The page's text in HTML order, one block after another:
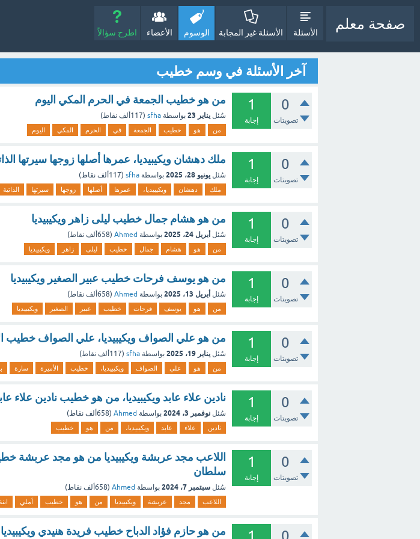
صفحة معلم
الأسئلة الأسئلة غير المجابة الوسوم الأعضاء اطرح سؤالاً
آخر الأسئلة في وسم خطيب
0
تصويتات
1
إجابة
من هو خطيب الجمعة في الحرم المكي اليوم
سُئل يناير 23 بواسطة sfha
(117ألف نقاط)
من هو خطيب الجمعة في الحرم المكي اليوم
0
تصويتات
1
إجابة
ملك دهشان ويكيبيديا، عمرها أصلها زوجها سيرتها
سُئل يونيو 28، 2025 بواسطة sfha
(117ألف نقاط)
ملك دهشان ويكيبيديا، عمرها أصلها زوجها سيرتها الذاتية
0
تصويتات
1
إجابة
من هو هشام جمال خطيب ليلى زاهر ويكيبيديا
سُئل أبريل 24، 2025 بواسطة Ahmed
(658ألف نقاط)
من هو هشام جمال خطيب ليلى زاهر ويكيبيديا
0
تصويتات
1
إجابة
من هو يوسف فرحات خطيب عبير الصغير ويكيبيديا
سُئل أبريل 13، 2025 بواسطة Ahmed
(658ألف نقاط)
من هو يوسف فرحات خطيب عبير الصغير ويكيبيديا
0
تصويتات
1
إجابة
من هو علي الصواف ويكيبيديا، علي الصواف خطيب
سُئل يناير 19، 2025 بواسطة sfha
(117ألف نقاط)
من هو علي الصواف ويكيبيديا، خطيب الأميرة سارة
0
تصويتات
1
إجابة
نادين علاء عابد ويكيبيديا، من هو خطيب نادين علاء
سُئل نوفمبر 3، 2024 بواسطة Ahmed
(658ألف نقاط)
نادين علاء عابد ويكيبيديا، من هو خطيب
0
تصويتات
1
إجابة
اللاعب مجد عربشة ويكيبيديا من هو مجد عربشة
سلطان
سُئل سبتمبر 7، 2024 بواسطة Ahmed
(658ألف نقاط)
اللاعب مجد عربشة ويكيبيديا من هو خطيب أملي
0
1 من هو حازم فؤاد الدباح خطيب فريدة هنيدي ويكيبيديا